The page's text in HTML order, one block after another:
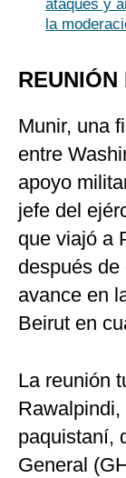
ataques y
la
Munir, una
entre
apoyo
jefe del
que viajó a
después
avance en
Beirut en
La reunión
paquistaní,
General